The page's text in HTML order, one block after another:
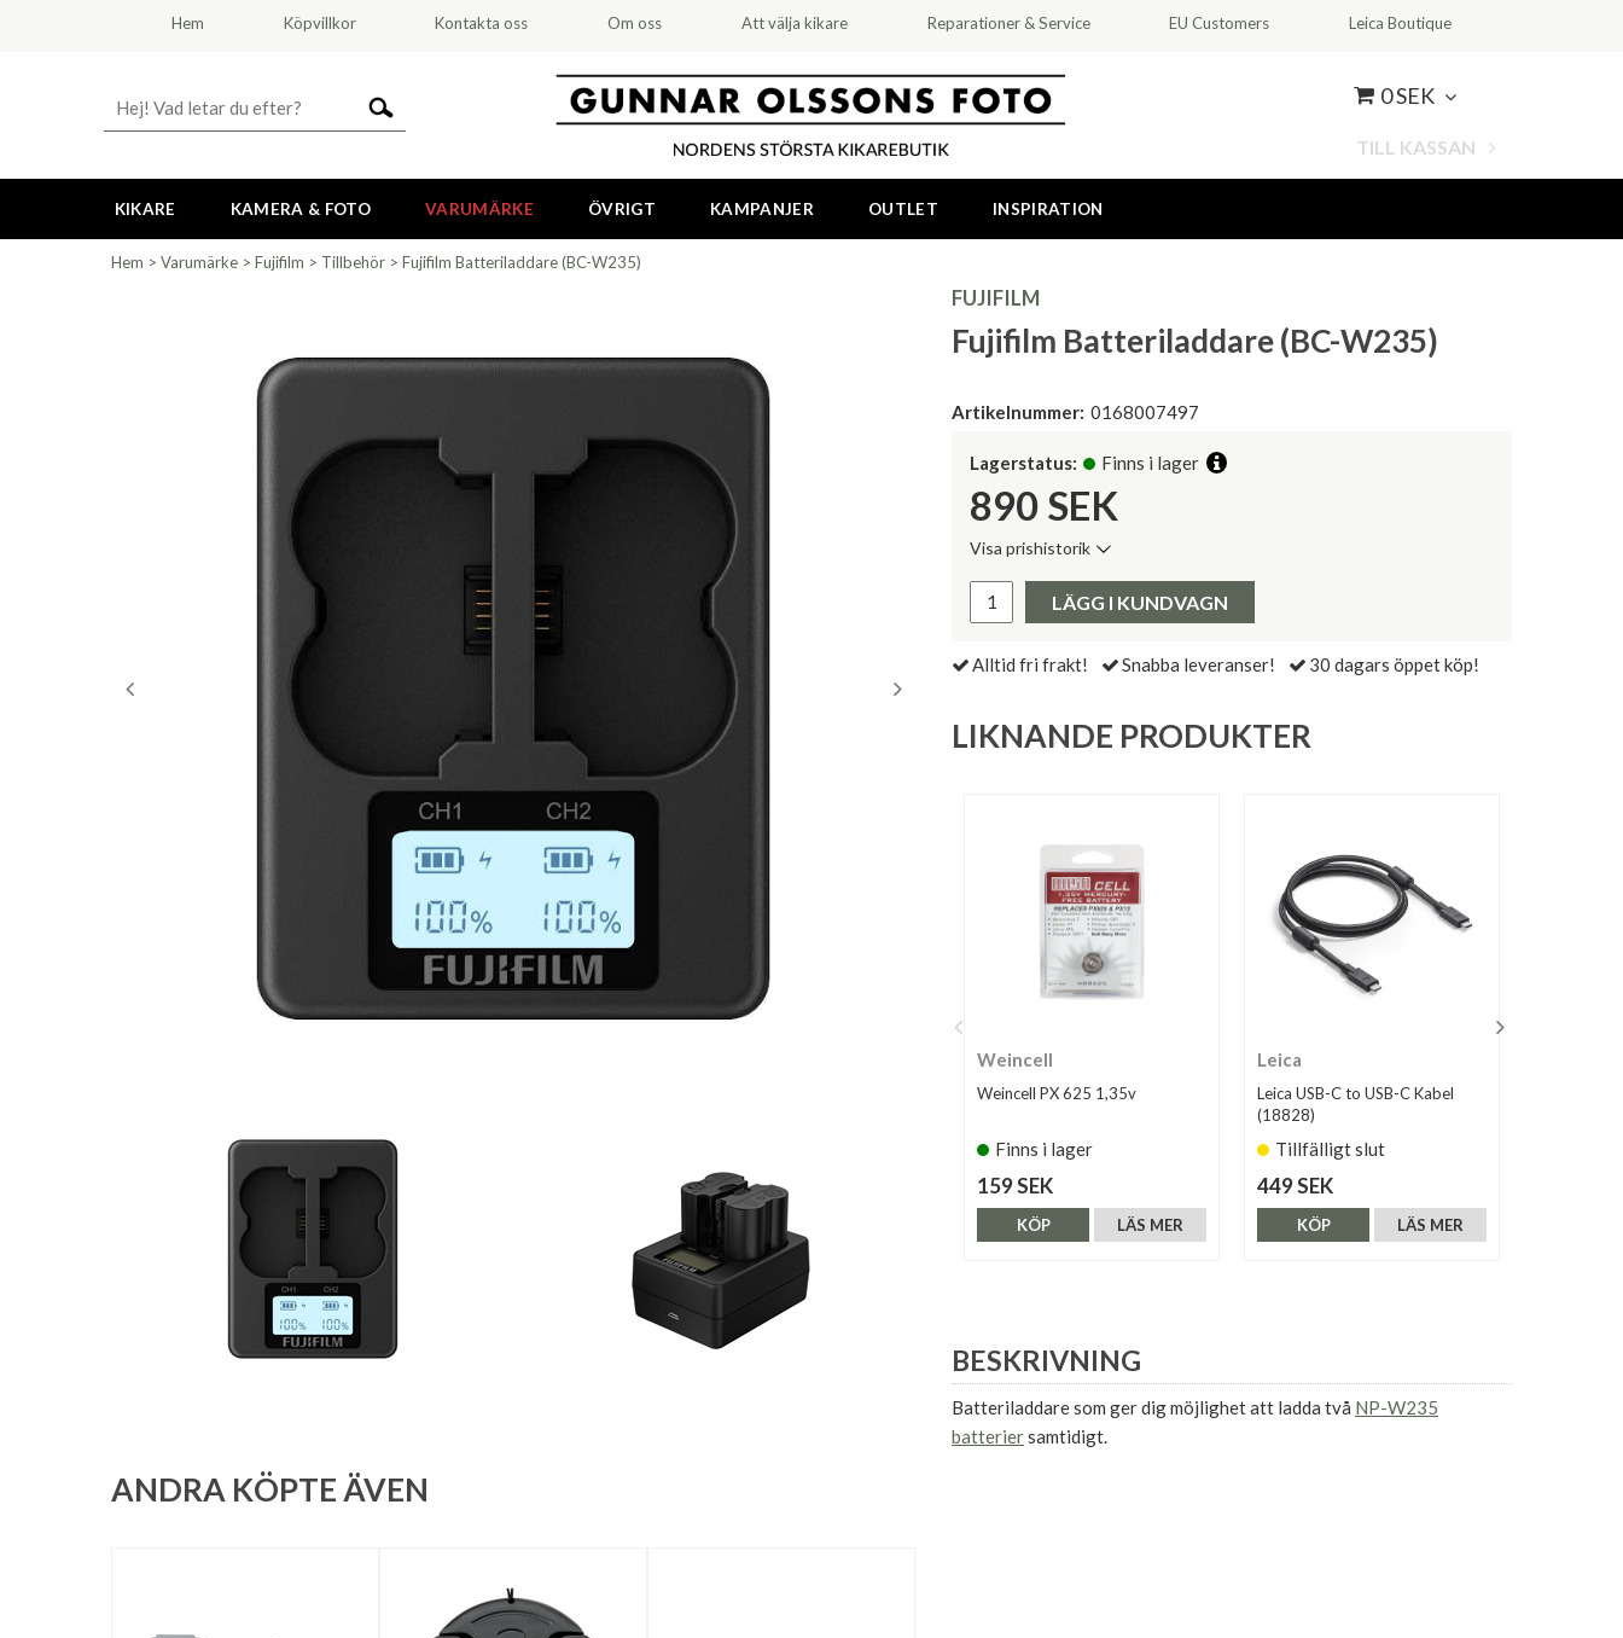
Hem Köpvillkor Kontakta oss Om oss Att välja kikare Reparationer & Service EU Customers Leica Boutique
0 SEK
TILL KASSAN
KIKARE KAMERA & FOTO VARUMÄRKE ÖVRIGT KAMPANJER OUTLET INSPIRATION
Hem > Varumärke > Fujifilm > Tillbehör > Fujifilm Batteriladdare (BC-W235)
FUJIFILM
Fujifilm Batteriladdare (BC-W235)
Artikelnummer: 0168007497
Lagerstatus: Finns i lager
890 SEK
Visa prishistorik
Pris:
LÄGG I KUNDVAGN
Alltid fri frakt! Snabba leveranser! 30 dagars öppet köp!
LIKNANDE PRODUKTER
Weincell
Weincell PX 625 1,35v
Finns i lager
159 SEK
LÄS MER
KÖP
Leica
Leica USB-C to USB-C Kabel
(18828)
Tillfälligt slut
449 SEK
LÄS MER
KÖP
BESKRIVNING
Batteriladdare som ger dig möjlighet att ladda två NP-W235
batteriersamtidigt.
ANDRA KÖPTE ÄVEN